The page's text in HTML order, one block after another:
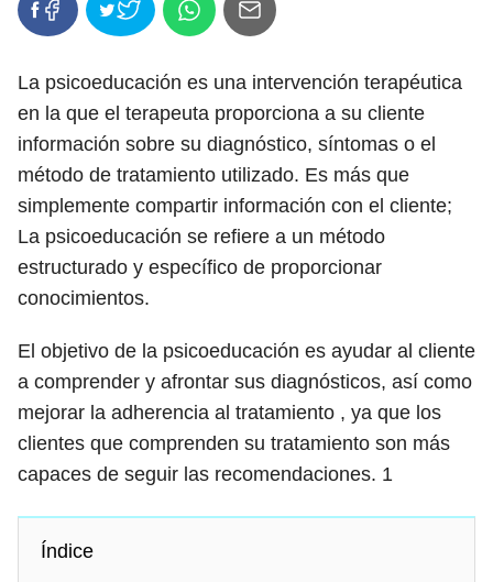
La psicoeducación es una intervención terapéutica
en la que el terapeuta proporciona a su cliente
información sobre su diagnóstico, síntomas o el
método de tratamiento utilizado. Es más que
simplemente compartir información con el cliente;
La psicoeducación se refiere a un método
estructurado y específico de proporcionar
conocimientos.
El objetivo de la psicoeducación es ayudar al cliente
a comprender y afrontar sus diagnósticos, así como
mejorar la adherencia al tratamiento , ya que los
clientes que comprenden su tratamiento son más
capaces de seguir las recomendaciones. 1
Índice